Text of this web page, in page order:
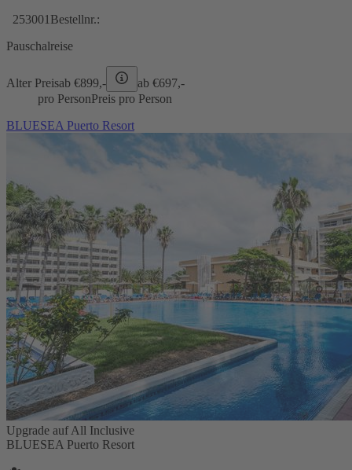
253001 Bestellnr.:
Pauschalreise
Alter Preisab €899,- ab €697,-
pro PersonPreis pro Person
BLUESEA Puerto Resort
Upgrade auf All Inclusive
BLUESEA Puerto Resort